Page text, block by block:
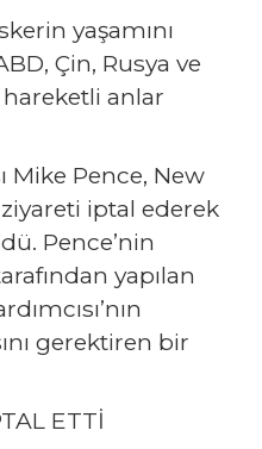
yaşamını
Çin, Rusya ve
anlar
Mike Pence, New
iptal ederek
Pence’nin
yapılan
gerektiren bir
ETTİ